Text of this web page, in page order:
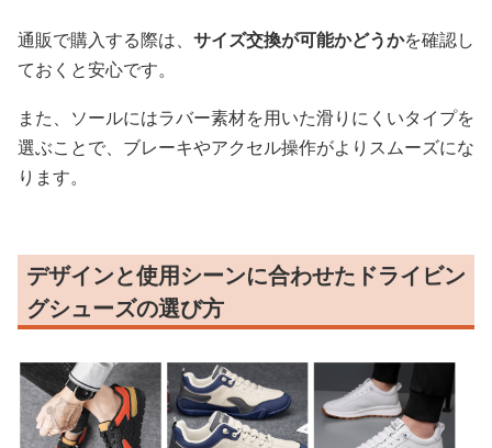
通販で購入する際は、 サイズ交換が可能かどうかを確認し
ておくと安心です。
また、ソールにはラバー素材を用いた滑りにくいタイプを
選ぶことで、ブレーキやアクセル操作がよりスムーズにな
ります。
デザインと使用シーンに合わせたドライビン
グシューズの選び方